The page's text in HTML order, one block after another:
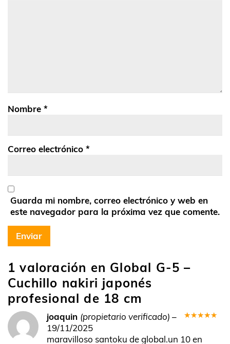
1 valoración en Global G-5 –
Cuchillo nakiri japonés
profesional de 18 cm
joaquin (propietario verificado) –
19/11/2025
maravilloso santoku de global.un 10 en
Nombre *
Correo electrónico *
Guarda mi nombre, correo electrónico y web en
este navegador para la próxima vez que comente.